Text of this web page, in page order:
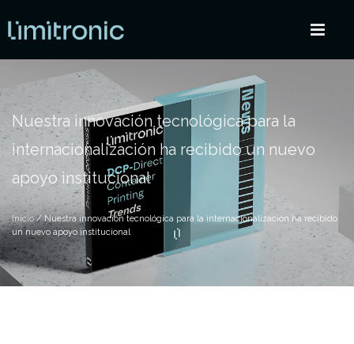
Nuestra innovación tecnológica para la
internacionalización ha recibido un nuevo
apoyo institucional
Inicio/ Nuestra innovación tecnológica para la internacionalización ha recibido
un nuevo apoyo institucional